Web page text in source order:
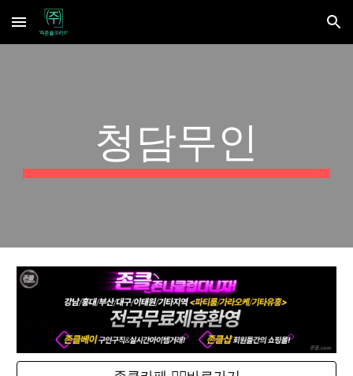
Skip to main content Skip to navigation
청담무인